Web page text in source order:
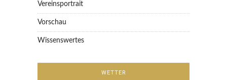
Vereinsportrait
Vorschau
Wissenswertes
WETTER